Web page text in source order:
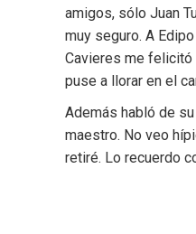
amigos, sólo Juan
muy seguro. A
Cavieres me felicitó
puse a llorar en el
Además habló de
maestro. No veo
retiré. Lo recuerdo